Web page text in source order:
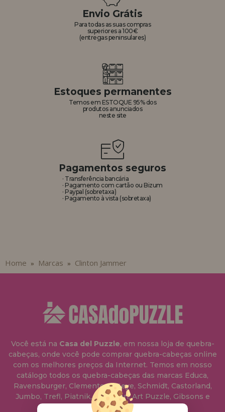
REGISTRO DE REVENDEDOR
Envio Grátis
Para todas as suas compras
superiores a 100€
(entregas peninsulares)
Estoques permanentes
Temos em ESTOQUE 95% dos
produtos anunciados
neste site
Pagamentos seguros
· Transferência bancária
· Pagamento com cartão ou Bizum
· Paypal (sobretaxa)
· Pagamento à vista (sobretaxa)
Home » Marcas » Clinton Jammer
Você está na Casa del Puzzle, em nossa loja de quebra-
cabeças, onde você pode comprar quebra-cabeças online
com os melhores preços da Internet. Temos em nosso
catálogo todos os quebra-cabeças das marcas Educa,
Ravensburger, Clementoni, Heye, Schmidt, Castorland,
Jumbo, Trefl, Piatnik, Anatolian, Art Puzzle, Gibsons e
muito mais.